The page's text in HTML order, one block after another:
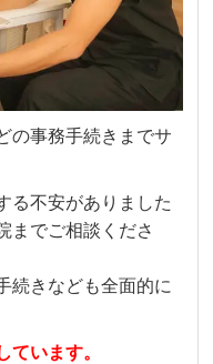
の事務手続きまでサ
る不安がありました
までご相談くださ
続きなども全面的に
ています。